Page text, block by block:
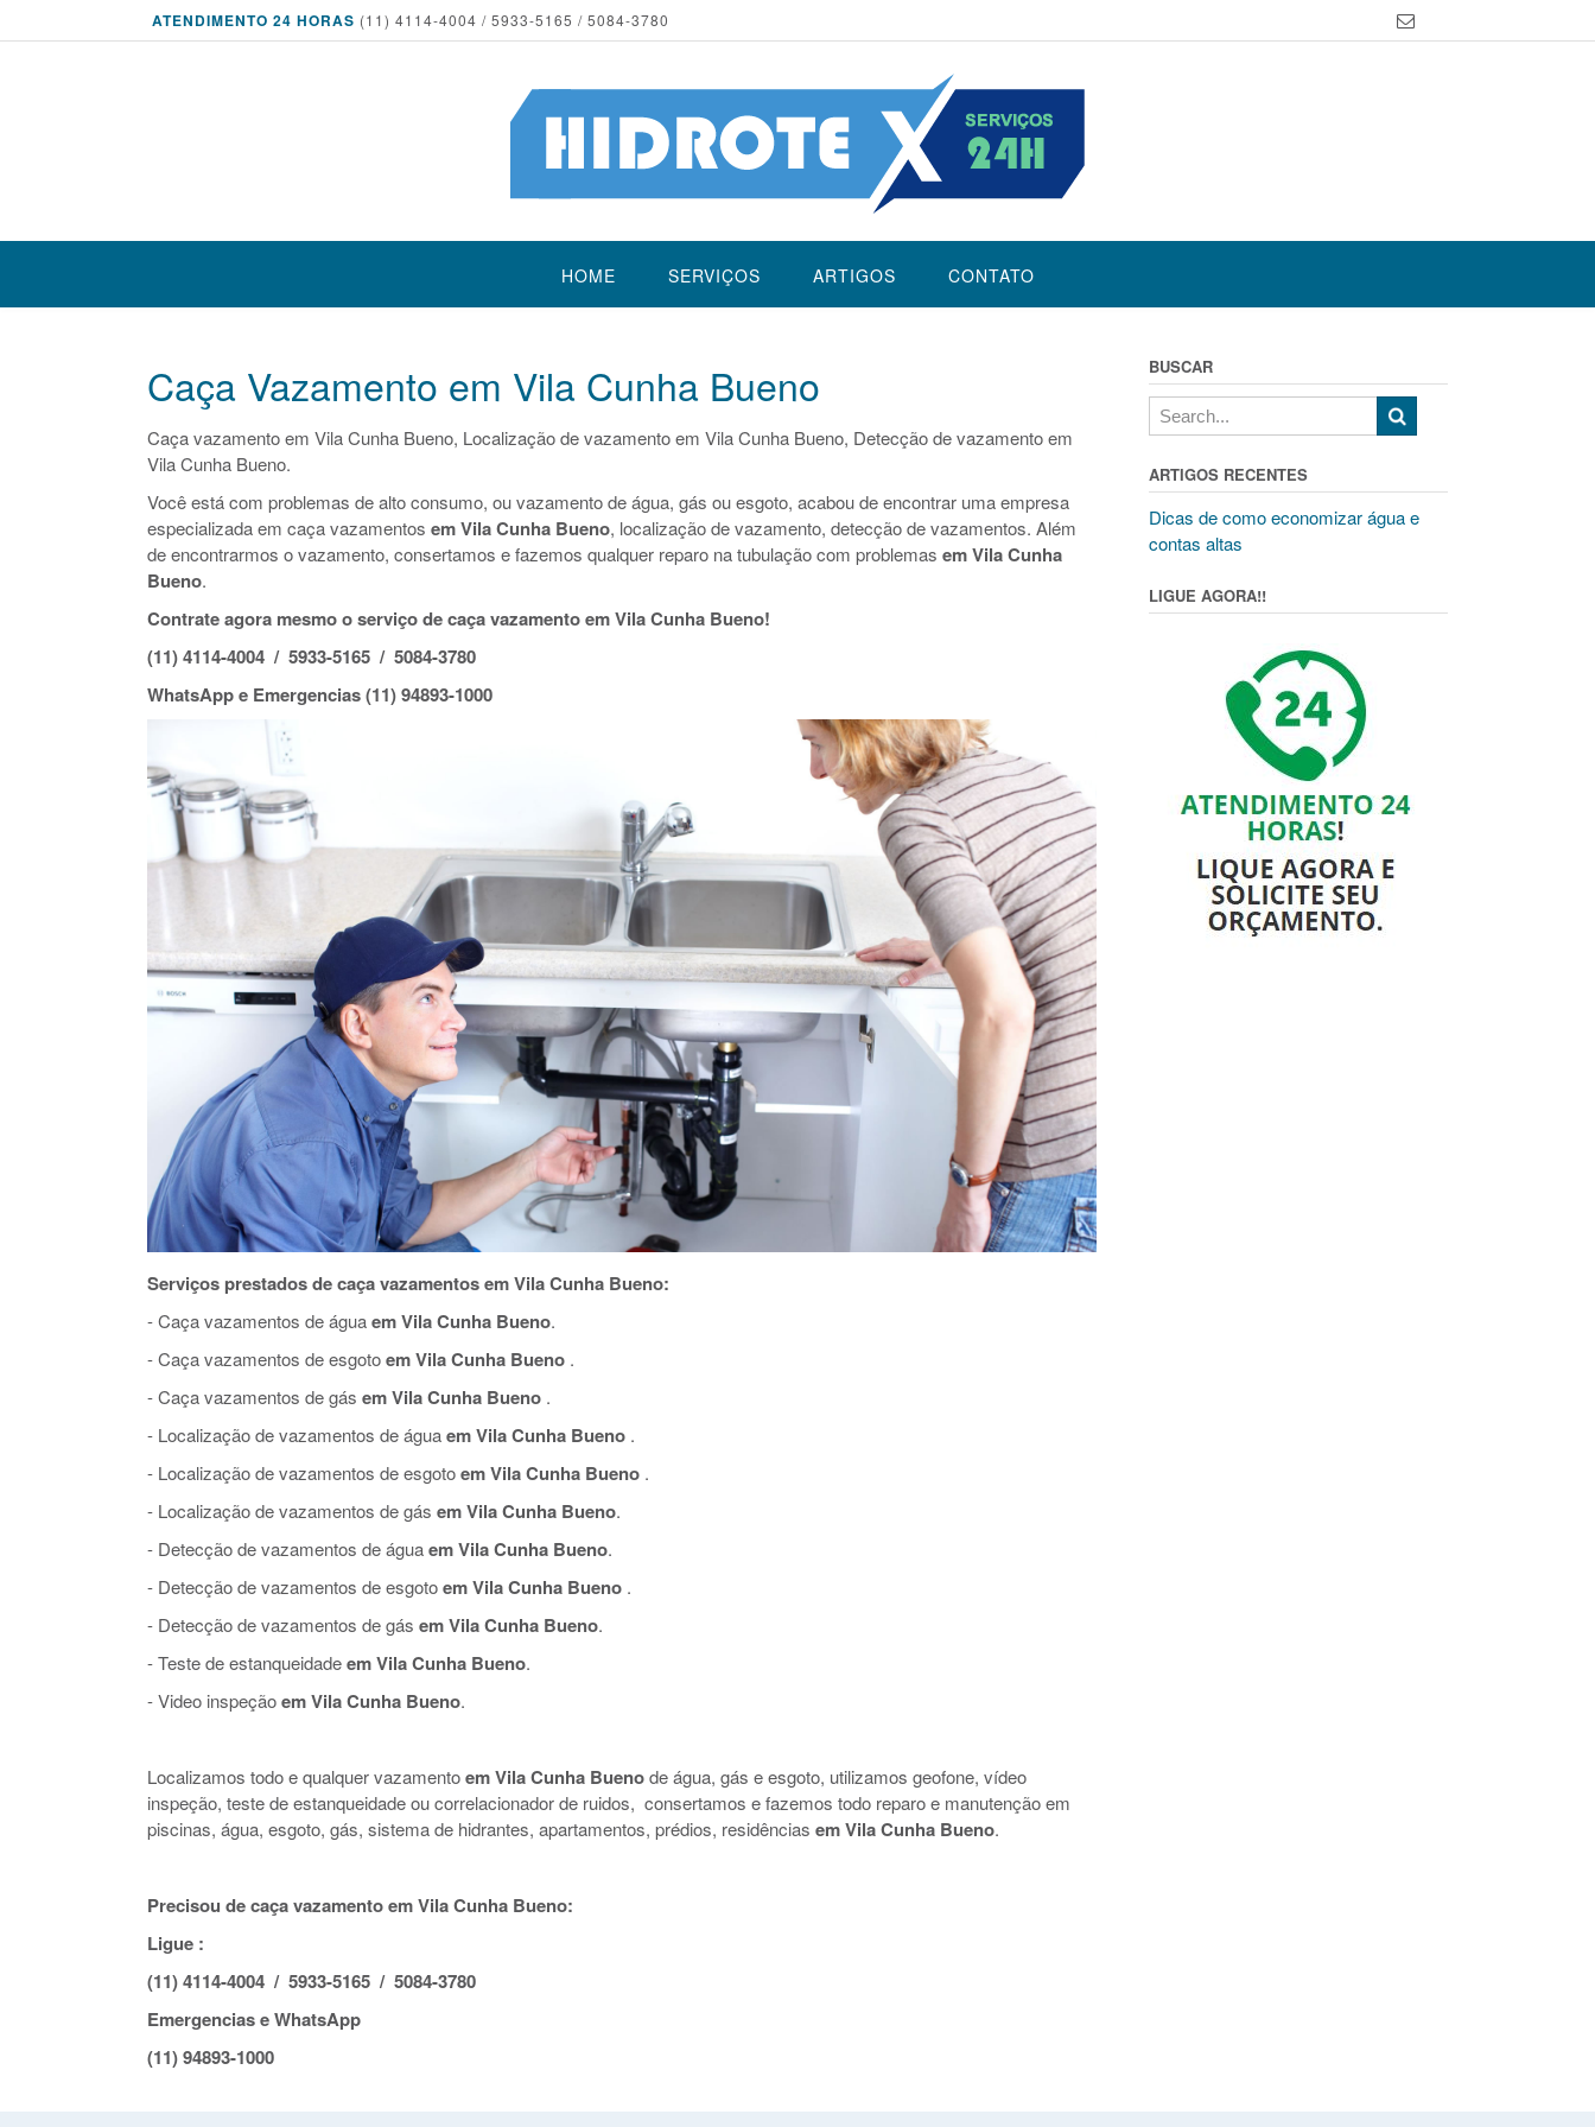
ATENDIMENTO 24 HORAS (11) 4114-4004 / 5933-5165 / 5084-3780
HOME SERVIÇOS ARTIGOS CONTATO
Caça Vazamento em Vila Cunha Bueno
Caça vazamento em Vila Cunha Bueno, Localização de vazamento em Vila Cunha Bueno, Detecção de vazamento em
Vila Cunha Bueno.
Você está com problemas de alto consumo, ou vazamento de água, gás ou esgoto, acabou de encontrar uma empresa
especializada em caça vazamentos em Vila Cunha Bueno, localização de vazamento, detecção de vazamentos. Além
de encontrarmos o vazamento, consertamos e fazemos qualquer reparo na tubulação com problemas em Vila Cunha
Bueno.
Contrate agora mesmo o serviço de caça vazamento em Vila Cunha Bueno!
(11) 4114-4004 / 5933-5165 / 5084-3780
WhatsApp e Emergencias (11) 94893-1000
Serviços prestados de caça vazamentos em Vila Cunha Bueno:
- Caça vazamentos de águaem Vila Cunha Bueno.
- Caça vazamentos de esgotoem Vila Cunha Bueno .
- Caça vazamentos de gás em Vila Cunha Bueno .
- Localização de vazamentos de águaem Vila Cunha Bueno .
- Localização de vazamentos de esgotoem Vila Cunha Bueno .
- Localização de vazamentos de gás em Vila Cunha Bueno.
- Detecção de vazamentos de águaem Vila Cunha Bueno.
- Detecção de vazamentos de esgotoem Vila Cunha Bueno .
- Detecção de vazamentos de gás em Vila Cunha Bueno.
- Teste de estanqueidadeem Vila Cunha Bueno.
- Video inspeçãoem Vila Cunha Bueno.
Localizamos todo e qualquer vazamentoem Vila Cunha Buenode água, gás e esgoto, utilizamos geofone, vídeo
inspeção, teste de estanqueidade ou correlacionador de ruidos, consertamos e fazemos todo reparo e manutenção em
piscinas, água, esgoto, gás, sistema de hidrantes, apartamentos, prédios, residências em Vila Cunha Bueno.
Precisou de caça vazamento em Vila Cunha Bueno:
Ligue :
(11) 4114-4004 / 5933-5165 / 5084-3780
Emergencias e WhatsApp
(11) 94893-1000
BUSCAR
ARTIGOS RECENTES
Dicas de como economizar água e
contas altas
LIGUE AGORA!!